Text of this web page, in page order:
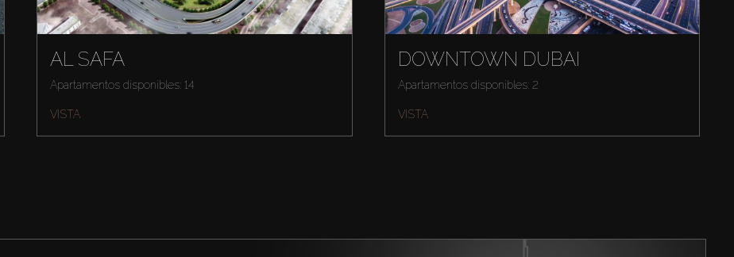
AL SAFA
Apartamentos disponibles: 14
VISTA
DOWNTOWN DUBAI
Apartamentos disponibles: 2
VISTA